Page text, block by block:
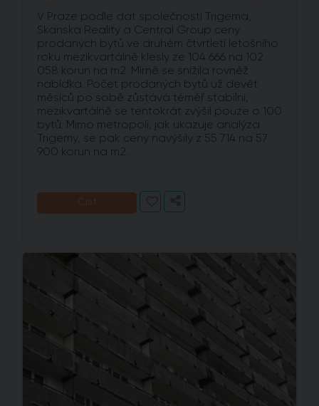
V Praze podle dat společností Trigema,
Skanska Reality a Central Group ceny
prodaných bytů ve druhém čtvrtletí letošního
roku mezikvartálně klesly ze 104 666 na 102
058 korun na m2. Mírně se snížila rovněž
nabídka. Počet prodaných bytů už devět
měsíců po sobě zůstává téměř stabilní,
mezikvartálně se tentokrát zvýšil pouze o 100
bytů. Mimo metropoli, jak ukazuje analýza
Trigemy, se pak ceny navýšily z 55 714 na 57
900 korun na m2.
Číst